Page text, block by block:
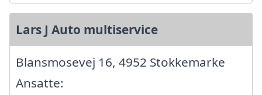
Lars J Auto multiservice
Blansmosevej 16, 4952 Stokkemarke
Ansatte: